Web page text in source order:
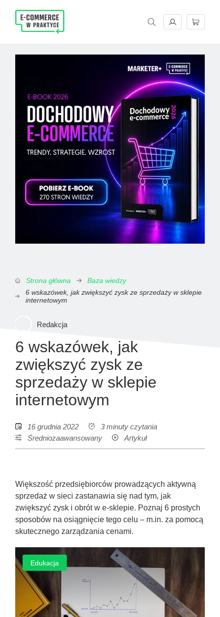
Magazyn E-commerce w praktyce. Rzetelne
Strona główna
Baza wiedzy
6 wskazówek, jak zwiększyć zysk ze sprzedaży w sklepie
internetowym
Redakcja
6 wskazówek, jak
zwiększyć zysk ze
sprzedaży w sklepie
internetowym
16 grudnia 2022
3 minuty czytania
Średniozaawansowany
Artykuł
Większość przedsiębiorców prowadzących aktywną
sprzedaż w sieci zastanawia się nad tym, jak
zwiększyć zysk i obrót w e-sklepie. Poznaj 6 prostych
sposobów na osiągnięcie tego celu – m.in. za pomocą
skutecznego zarządzania cenami.
Edukacja